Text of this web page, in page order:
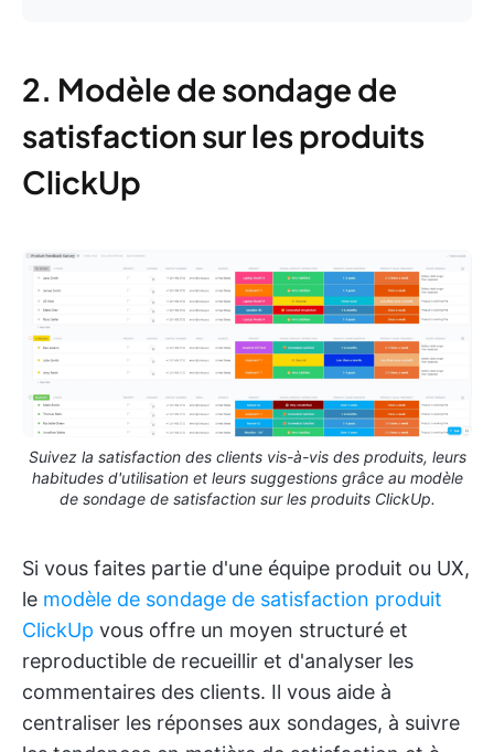
2. Modèle de sondage de
satisfaction sur les produits
ClickUp
Suivez la satisfaction des clients vis-à-vis des produits, leurs
habitudes d'utilisation et leurs suggestions grâce au modèle
de sondage de satisfaction sur les produits ClickUp.
Si vous faites partie d'une équipe produit ou UX,
le modèle de sondage de satisfaction produit
ClickUp vous offre un moyen structuré et
reproductible de recueillir et d'analyser les
commentaires des clients. Il vous aide à
centraliser les réponses aux sondages, à suivre